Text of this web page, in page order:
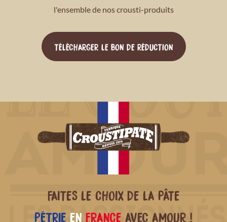
l'ensemble de nos crousti-produits
TÉLÉCHARGER LE BON DE RÉDUCTION
FAITES LE CHOIX DE LA PÂTE
PÉTRIE EN FRANCE AVEC AMOUR !